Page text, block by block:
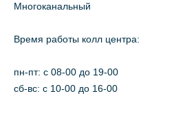
Многоканальный
Время работы колл центра:
пн-пт: c 08-00 до 19-00
сб-вс: с 10-00 до 16-00